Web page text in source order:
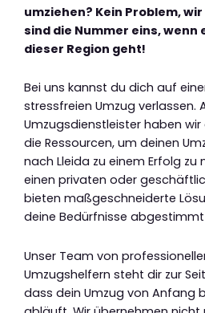
umziehen? Kein Problem,
sind die Nummer eins, wenn
dieser Region geht!
Bei uns kannst du dich auf
stressfreien Umzug verlassen.
Umzugsdienstleister haben
die Ressourcen, um deinen
nach Lleida zu einem Erfolg zu
einen privaten oder
bieten maßgeschneiderte
deine Bedürfnisse abgestimmt
Unser Team von
Umzugshelfern steht dir zur
dass dein Umzug von Anfang